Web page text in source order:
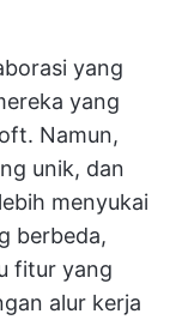
yang
yang
Namun,
unik, dan
menyukai
berbeda,
fitur yang
alur kerja